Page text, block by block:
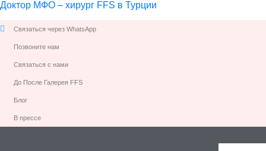
Доктор МФО – хирург FFS в Турции
Связаться через WhatsApp
Позвоните нам
Связаться с нами
До После Галерея FFS
Блог
В прессе